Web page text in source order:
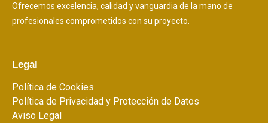
Ofrecemos excelencia, calidad y vanguardia de la mano de
profesionales comprometidos con su proyecto.
Legal
Política de Cookies
Política de Privacidad y Protección de Datos
Aviso Legal